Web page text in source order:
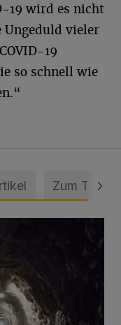
19 wird es nicht
Ungeduld vieler
19
so schnell wie
Zum Thema